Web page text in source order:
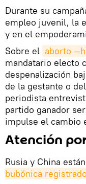
Durante su
empleo juvenil, la
y en el
Sobre el aborto
mandatario electo
despenalización
de la gestante o
periodista
partido ganador
impulse el cambio
Atención
Rusia y China
bubónica